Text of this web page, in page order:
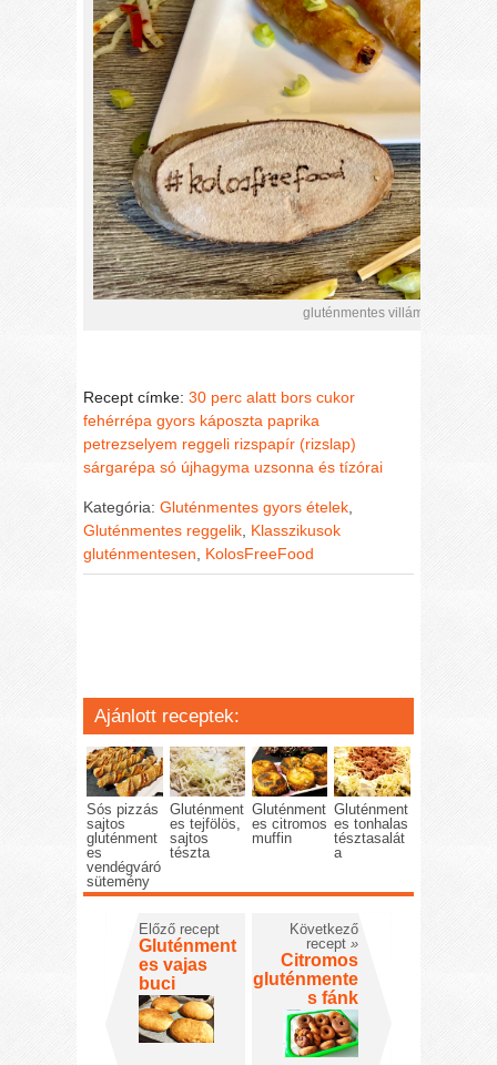
gluténmentes villámgyors
Recept címke:30 perc alatt bors cukor
fehérrépa gyors káposzta paprika
petrezselyem reggeli rizspapír (rizslap)
sárgarépa só újhagyma uzsonna és tízórai
Kategória:Gluténmentes gyors ételek
Gluténmentes reggelik Klasszikusok
gluténmentesen
KolosFreeFood
Ajánlott receptek:
Sós pizzás
sajtos
gluténment
es
vendégváró
sütemény
Gluténment
es tejfölös,
sajtos
tészta
Gluténment
es citromos
muffin
Gluténment
es tonhalas
tésztasalát
a
Előző recept
Gluténment
es vajas
buci
Következő
recept »
Citromos
gluténmente
s fánk